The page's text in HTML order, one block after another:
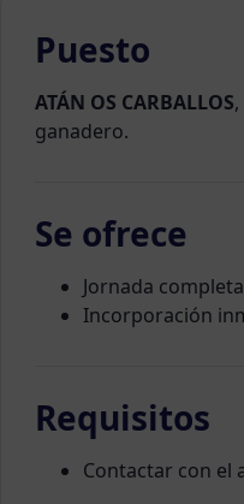
Puesto
ATÁN OS CARBALLOS
ganadero.
Se ofrece
Jornada
Incorporación
Requisitos
Contactar con el